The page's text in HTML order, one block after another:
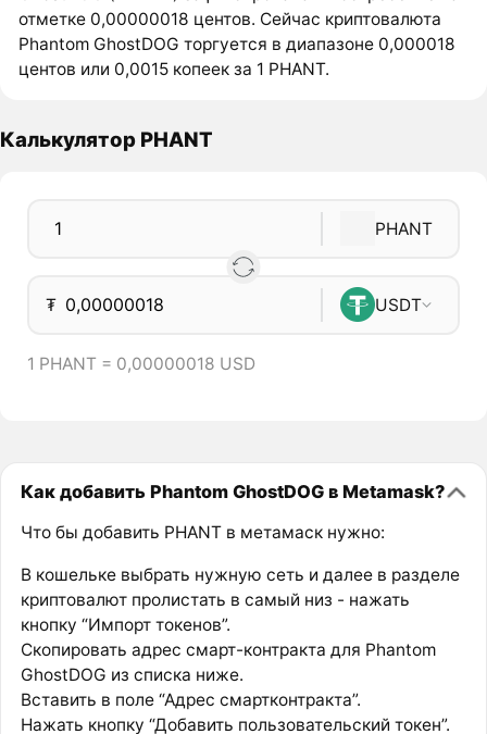
отметке 0,00000018 центов. Сейчас криптовалюта
Phantom GhostDOG торгуется в диапазоне 0,000018
центов или 0,0015 копеек за 1 PHANT.
Калькулятор PHANT
PHANT
₮ USDT
1 PHANT = 0,00000018 USD
Как добавить Phantom GhostDOG в Metamask?
Что бы добавить PHANT в метамаск нужно:
В кошельке выбрать нужную сеть и далее в разделе
криптовалют пролистать в самый низ - нажать
кнопку “Импорт токенов”.
Скопировать адрес смарт-контракта для Phantom
GhostDOG из списка ниже.
Вставить в поле “Адрес смартконтракта”.
Нажать кнопку “Добавить пользовательский токен”.